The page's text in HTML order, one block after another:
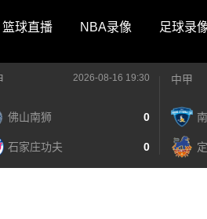
篮球直播 NBA录像 足球录
2026-08-16 19:30
佛山南狮 0
石家庄功夫 0
中甲